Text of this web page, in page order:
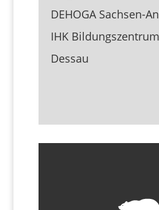
DEHOGA Sachsen-
IHK
Dessau